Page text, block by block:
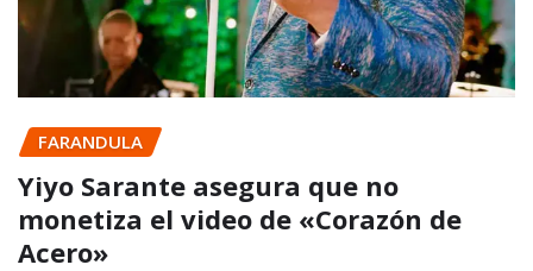
FARANDULA
Yiyo Sarante asegura que no
monetiza el video de «Corazón de
Acero»